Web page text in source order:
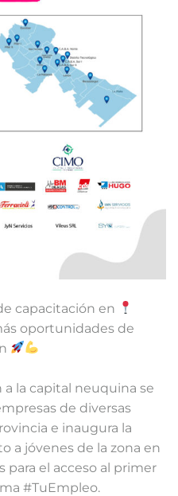
capacitación en
oportunidades de
a la capital neuquina se
de diversas
e inaugura la
a jóvenes de la zona en
para el acceso al primer
#TuEmpleo.⁣⁣